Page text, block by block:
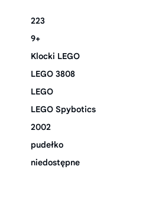
223
9+
Klocki LEGO
LEGO 3808
LEGO
LEGO Spybotics
2002
pudełko
niedostępne